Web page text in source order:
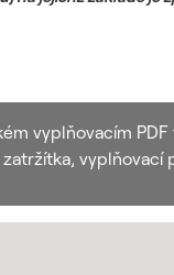
vyplňovacím